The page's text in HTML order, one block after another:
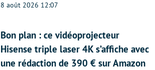
8 août 2026 12:07
Bon plan : ce vidéoprojecteur
Hisense triple laser 4K s’affiche avec
une rédaction de 390 € sur Amazon